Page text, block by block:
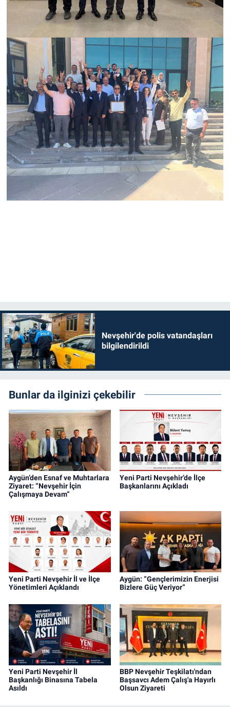
Nevşehir'de polis vatandaşları
bilgilendirildi
Bunlar da ilginizi çekebilir
Aygün’den Esnaf ve Muhtarlara
Ziyaret: “Nevşehir İçin
Çalışmaya Devam”
Yeni Parti Nevşehir’de İlçe
Başkanlarını Açıkladı
Yeni Parti Nevşehir İl ve İlçe
Yönetimleri Açıklandı
Aygün: “Gençlerimizin Enerjisi
Bizlere Güç Veriyor”
Yeni Parti Nevşehir İl
Başkanlığı Binasına Tabela
Asıldı
BBP Nevşehir Teşkilatı'ndan
Başsavcı Adem Çalış'a Hayırlı
Olsun Ziyareti